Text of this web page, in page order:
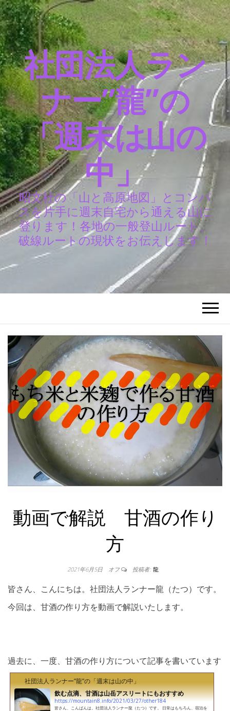
社団法人ラン
ナー”龍”の
「週末は山の
中」
昭文社の「山と高原地図」とコンパ
スを片手に週末自宅から通える山に
登ります！各地の一般登山ルート、
破線ルートの現状をお伝えします！
動画で解説 甘酒の作り
方
2021年6月5日 オフ 投稿者: 龍
皆さん、こんにちは。社団法人ランナー龍（たつ）です。
今回は、甘酒の作り方を動画で解説いたします。
過去に、一度、甘酒の作り方について記事を書いています
社団法人ランナー”龍”の「週末は山の中」
飲む点滴、甘酒は山岳アスリートにもおすすめ
https://mountain8.info/2021/03/27/other184
皆さん、こんばんは。社団法人ランナー龍（たつ）です。 日常はもちろん、宿泊を